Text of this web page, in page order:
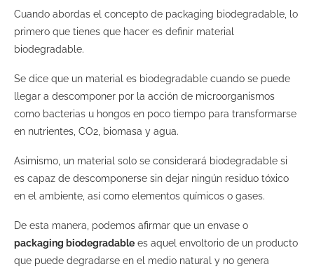
Cuando abordas el concepto de packaging biodegradable, lo
primero que tienes que hacer es definir material
biodegradable.
Se dice que un material es biodegradable cuando se puede
llegar a descomponer por la acción de microorganismos
como bacterias u hongos en poco tiempo para transformarse
en nutrientes, CO2, biomasa y agua.
Asimismo, un material solo se considerará biodegradable si
es capaz de descomponerse sin dejar ningún residuo tóxico
en el ambiente, así como elementos químicos o gases.
De esta manera, podemos afirmar que un envase o
packaging biodegradable es aquel envoltorio de un producto
que puede degradarse en el medio natural y no genera